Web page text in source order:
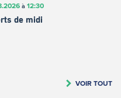
à 12:30
de midi
VOIR TOUT